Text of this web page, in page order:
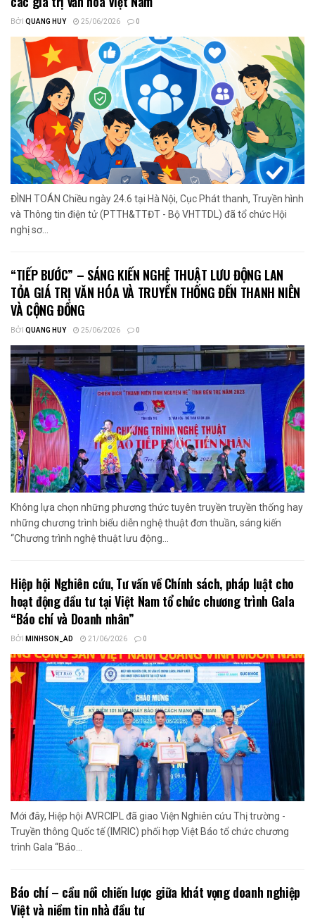
BỞI QUANG HUY 25/06/2026 0
ĐÌNH TOÁN Chiều ngày 24.6 tại Hà Nội, Cục Phát thanh, Truyền hình
và Thông tin điện tử (PTTH&TTĐT - Bộ VHTTDL) đã tổ chức Hội
nghị sơ...
“TIẾP BƯỚC” – SÁNG KIẾN NGHỆ THUẬT LƯU ĐỘNG LAN
TỎA GIÁ TRỊ VĂN HÓA VÀ TRUYỀN THỐNG ĐẾN THANH NIÊN
VÀ CỘNG ĐỒNG
BỞI QUANG HUY 25/06/2026 0
Không lựa chọn những phương thức tuyên truyền truyền thống hay
những chương trình biểu diễn nghệ thuật đơn thuần, sáng kiến
“Chương trình nghệ thuật lưu động...
Hiệp hội Nghiên cứu, Tư vấn về Chính sách, pháp luật cho
hoạt động đầu tư tại Việt Nam tổ chức chương trình Gala
“Báo chí và Doanh nhân”
BỞI MINHSON_AD 21/06/2026 0
Mới đây, Hiệp hội AVRCIPL đã giao Viện Nghiên cứu Thị trường -
Truyền thông Quốc tế (IMRIC) phối hợp Việt Báo tổ chức chương
trình Gala “Báo...
Báo chí – cầu nối chiến lược giữa khát vọng doanh nghiệp
Việt và niềm tin nhà đầu tư